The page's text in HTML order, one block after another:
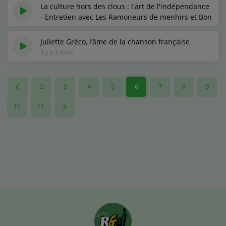
La culture hors des clous : l'art de l'indépendance
- Entretien avec Les Ramoneurs de menhirs et Bon
il y a 1 mois
Juliette Gréco, l’âme de la chanson française
il y a 1 mois
2 3 4 5 6 7 8 9
10 11